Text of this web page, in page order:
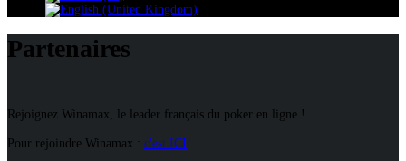
Partenaires
Rejoignez Winamax, le leader français du poker en ligne !
Pour rejoindre Winamax : c'est ICI